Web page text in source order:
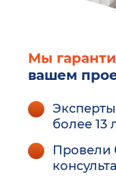
Мы
вашем
более 13
Провели